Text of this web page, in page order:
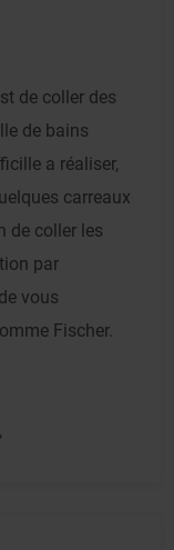
de coller des
de bains
a réaliser,
carreaux
de coller les
par
vous
Fischer.